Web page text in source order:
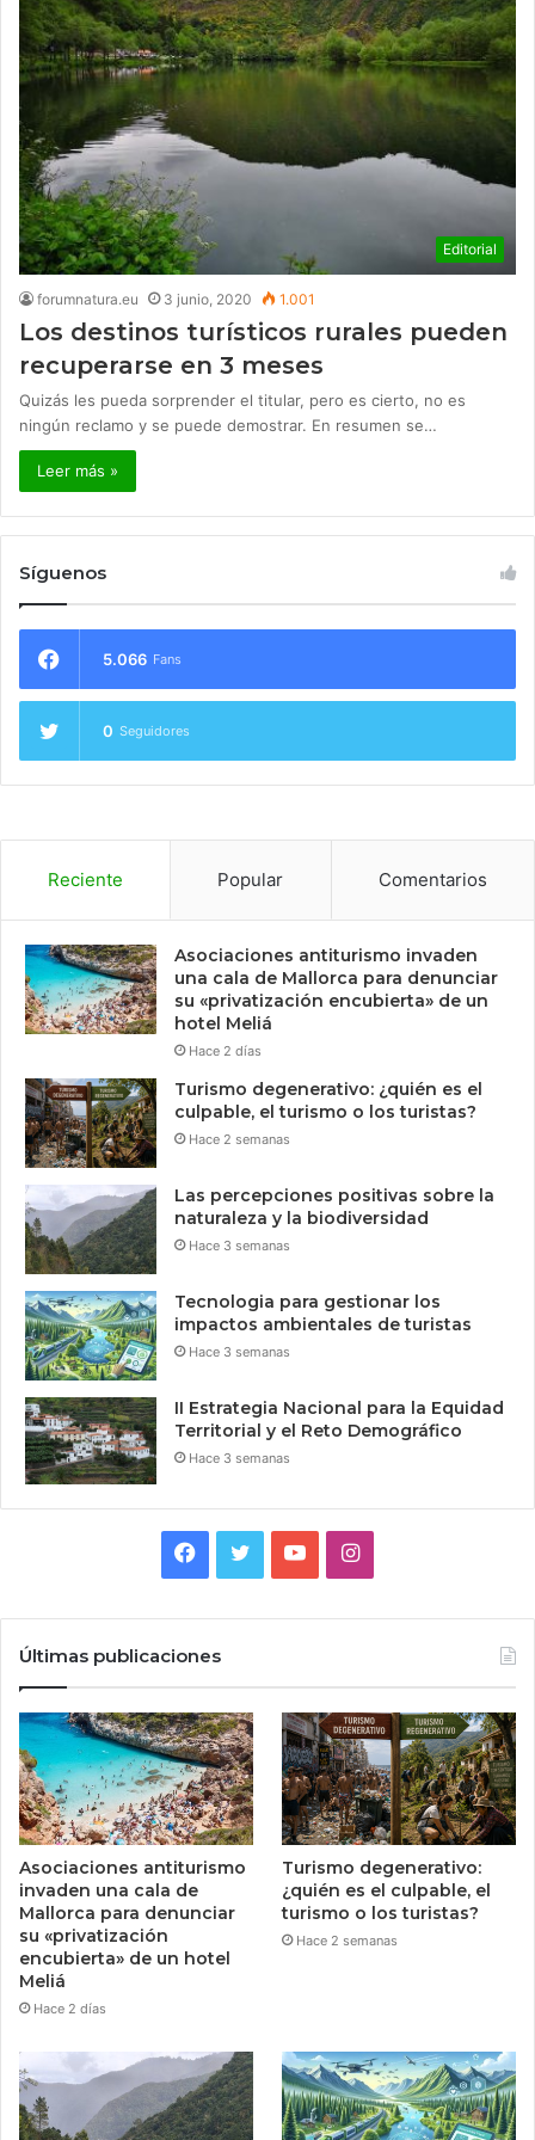
Editorial
forumnatura.eu 3 junio, 2020 1.001
Los destinos turísticos rurales pueden
recuperarse en 3 meses
Quizás les pueda sorprender el titular, pero es cierto, no es
ningún reclamo y se puede demostrar. En resumen se…
Leer más »
Síguenos
5.066 Fans
0 Seguidores
Reciente Popular Comentarios
Asociaciones antiturismo invaden
una cala de Mallorca para denunciar
su «privatización encubierta» de un
hotel Meliá
Hace 2 días
Turismo degenerativo: ¿quién es el
culpable, el turismo o los turistas?
Hace 2 semanas
Las percepciones positivas sobre la
naturaleza y la biodiversidad
Hace 3 semanas
Tecnologia para gestionar los
impactos ambientales de turistas
Hace 3 semanas
II Estrategia Nacional para la Equidad
Territorial y el Reto Demográfico
Hace 3 semanas
Facebook
TwitterYouTubeInstagram
Últimas publicaciones
Asociaciones antiturismo
invaden una cala de
Mallorca para denunciar
su «privatización
encubierta» de un hotel
Meliá
Hace 2 días
Turismo degenerativo:
¿quién es el culpable, el
turismo o los turistas?
Hace 2 semanas